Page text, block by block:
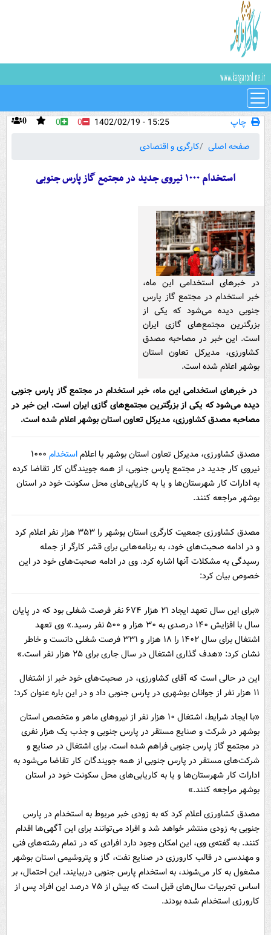
چاپ 0 0 0
15:25 - 1402/02/19
صفحه اصلی
کارگری و اقتصادی
استخدام ۱۰۰۰ نیروی جدید در مجتمع گاز پارس جنوبی
در خبرهای استخدامی این ماه،
خبر استخدام در مجتمع گاز پارس
جنوبی دیده می‌شود که یکی از
بزرگترین مجتمع‌های گازی ایران
است. این خبر در مصاحبه مصدق
کشاورزی، مدیرکل تعاون استان
بوشهر اعلام شده است.
در خبرهای استخدامی این ماه، خبر استخدام در مجتمع گاز پارس جنوبی
دیده می‌شود که یکی از بزرگترین مجتمع‌های گازی ایران است. این خبر در
مصاحبه مصدق کشاورزی، مدیرکل تعاون استان بوشهر اعلام شده است.
مصدق کشاورزی، مدیرکل تعاون استان بوشهر با اعلاماستخدام ۱۰۰۰
نیروی کار جدید در مجتمع پارس جنوبی، از همه جویندگان کار تقاضا کرده
به ادارات کار شهرستان‌ها و یا به کاریابی‌های محل سکونت خود در استان
بوشهر مراجعه کنند.
مصدق کشاورزی جمعیت کارگری استان بوشهر را ۳۵۳ هزار نفر اعلام کرد
و در ادامه صحبت‌های خود، به برنامه‌هایی برای قشر کارگر از جمله
رسیدگی به مشکلات آنها اشاره کرد. وی در ادامه صحبت‌های خود در این
خصوص بیان کرد:
«برای این سال تعهد ایجاد ۲۱ هزار ۶۷۴ نفر فرصت شغلی بود که در پایان
سال با افزایش ۱۴۰ درصدی به ۳۰ هزار و ۵۰۰ نفر رسید.» وی تعهد
اشتغال برای سال ۱۴۰۲ را ۱۸ هزار و ۳۳۱ فرصت شغلی دانست و خاطر
نشان کرد: «هدف گذاری اشتغال در سال جاری برای ۲۵ هزار نفر است.»
این در حالی است که آقای کشاورزی، در صحبت‌های خود خبر از اشتغال
۱۱ هزار نفر از جوانان بوشهری در پارس جنوبی داد و در این باره عنوان کرد:
«با ایجاد شرایط، اشتغال ۱۰ هزار نفر از نیروهای ماهر و متخصص استان
بوشهر در شرکت و صنایع مستقر در پارس جنوبی و جذب یک هزار نفری
در مجتمع گاز پارس جنوبی فراهم شده است. برای اشتغال ‌در صنایع و
شرکت‌های مستقر در پارس جنوبی از همه جویندگان کار تقاضا می‌شود به
ادارات کار شهرستان‌ها و یا به کاریابی‌های محل سکونت خود در استان
بوشهر مراجعه کنند.»
مصدق کشاورزی اعلام کرد که به زودی خبر مربوط به استخدام در پارس
جنوبی به زودی منتشر خواهد شد و افراد می‌توانند برای این آگهی‌ها اقدام
کنند. به گفته‌ی وی، این امکان وجود دارد افرادی که در تمام رشته‌های فنی
و مهندسی در قالب کارورزی در صنایع نفت، گاز و پتروشیمی استان بوشهر
مشغول به کار می‌شوند، به استخدام پارس جنوبی دربیایند. این احتمال، بر
اساس تجربیات سال‌های قبل است که بیش از ۷۵ درصد این افراد پس از
کارورزی استخدام شده بودند.